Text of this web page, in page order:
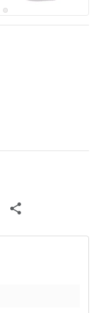
share